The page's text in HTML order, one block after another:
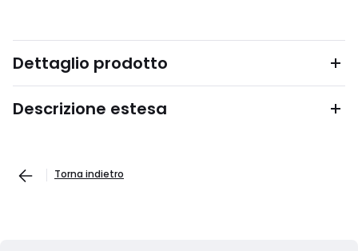
Dettaglio prodotto
Descrizione estesa
Torna indietro